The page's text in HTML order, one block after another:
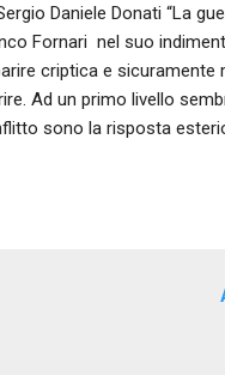
Daniele Donati “La
Fornari nel suo
criptica e sicuramente
Ad un primo livello
sono la risposta